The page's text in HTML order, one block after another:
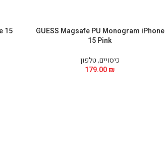
GUESS Magsafe PU Monogram iPhone
15 Pink
כיסויים,טלפון
179.00₪
15